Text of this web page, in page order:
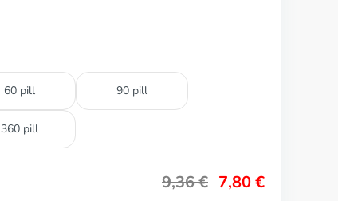
60 pill 90 pill
360 pill
9,36€ 7,80€